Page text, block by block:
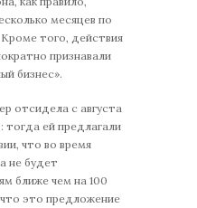
месяцев по
Кроме того, действия
признавали
бизнес».
отсидела с августа
тогда ей предлагали
что во время
не будет
ближе чем на 100
это предложение